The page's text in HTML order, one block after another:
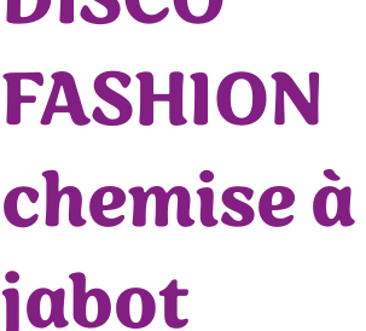
FASHION
chemise à
jabot